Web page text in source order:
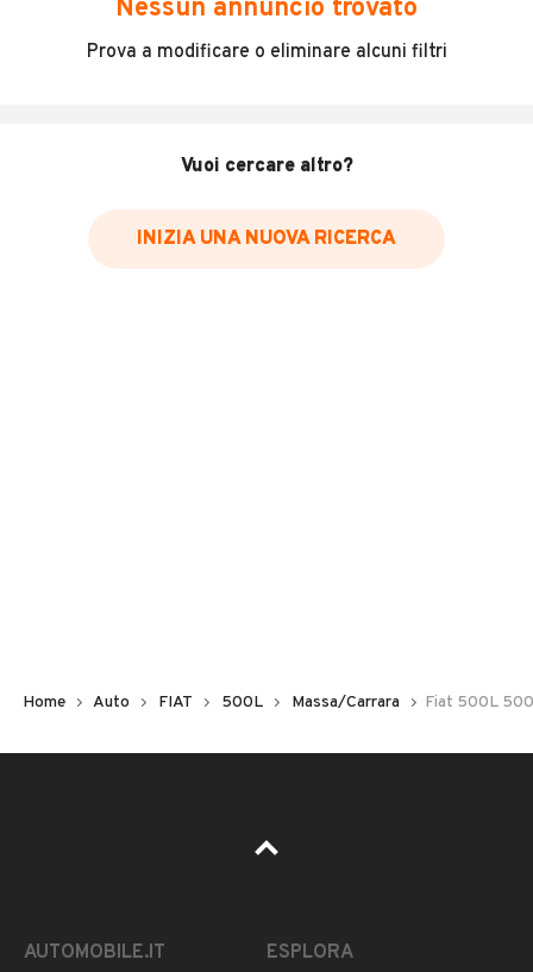
Incidenti in cui è stato coinvolto il veicolo
Data e luogo delle revisioni effettuate
Inserisci il numero di targa per verificare la disponibilità
Nessun annuncio trovato
Prova a modificare o eliminare alcuni filtri
Vuoi cercare altro?
INIZIA UNA NUOVA RICERCA
Home Auto FIAT 500L Massa/Carrara Fiat 500L
AUTOMOBILE.IT
ESPLORA